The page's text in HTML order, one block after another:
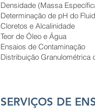
Densidade (Massa
Determinação de pH do
Cloretos e Alcalinidade
Teor de Óleo e Água
Ensaios de Contaminação
Distribuição Granulométrica
SERVIÇOS DE